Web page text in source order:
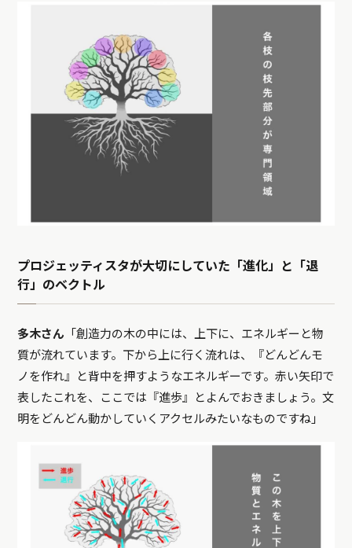
プロジェッティスタが大切にしていた「進化」と「退
行」のベクトル
多木さん 「創造力の木の中には、上下に、エネルギーと物
質が流れています。下から上に行く流れは、『どんどんモ
ノを作れ』と背中を押すようなエネルギーです。赤い矢印で
表したこれを、ここでは『進歩』とよんでおきましょう。文
明をどんどん動かしていくアクセルみたいなものですね」